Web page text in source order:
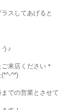
スしてあげると
♪
来店ください＊
^*)
での営業とさせて